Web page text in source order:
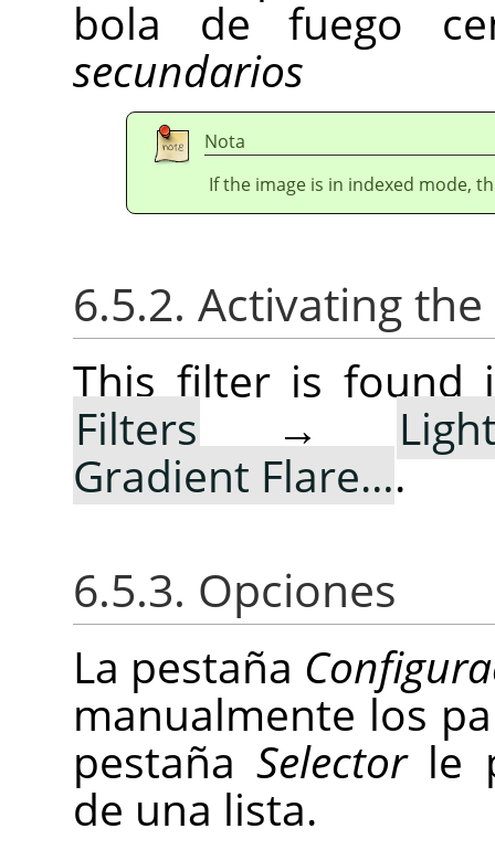
bola de fuego
secundarios
Nota
If the image is in indexed mode,
6.5.2. Activating
This filter is found
Filters →
Gradient Flare….
6.5.3. Opciones
La pestaña
manualmente los
pestañaSelectorle
de una lista.